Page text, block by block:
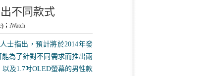
不同款式
)； iWatch
士指出，預計將於2014年發
為了針對不同需求而推出兩
及1.7吋OLED螢幕的男性款